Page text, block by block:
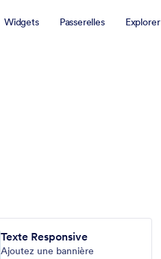
Widgets Passerelles Explorer
Texte Responsive
Ajoutez une bannière